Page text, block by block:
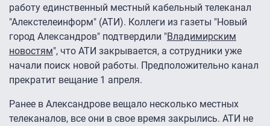
работу единственный местный кабельный телеканал
"Алекстелеинформ" (АТИ). Коллеги из газеты "Новый
город Александров" подтвердили "Владимирским
новостям", что АТИ закрывается, а сотрудники уже
начали поиск новой работы. Предположительно канал
прекратит вещание 1 апреля.
Ранее в Александрове вещало несколько местных
телеканалов, все они в свое время закрылись. АТИ не